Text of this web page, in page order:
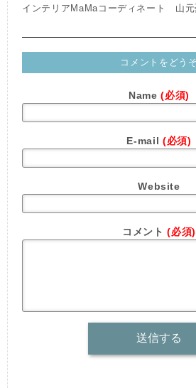
インテリアMaMaコーディネート 山元
コメントをどう
Name(必須)
E-mail (必須)
Website
コメント(必須)